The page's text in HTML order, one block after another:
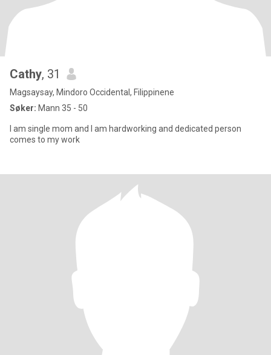
Cathy, 31
Magsaysay, Mindoro Occidental, Filippinene
Søker: Mann 35 - 50
I am single mom and I am hardworking and dedicated person
comes to my work